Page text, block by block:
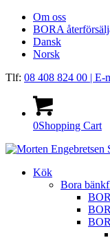
Om oss
BORA
Dansk
Norsk
Tlf: 08 408 824 00 | E-
0Shopping Cart
Kök
Bora